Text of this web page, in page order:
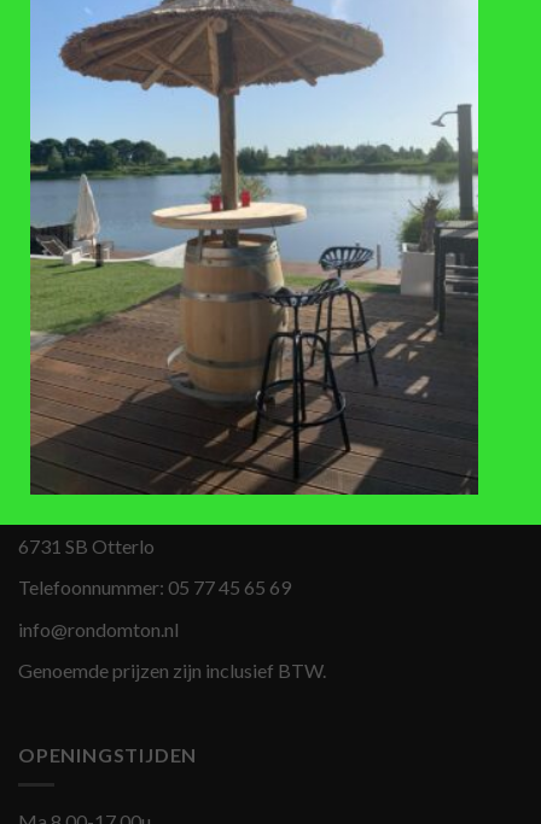
TOEVOEGEN
AAN
VERLANGLIJST
ACCESSOIRES
Revisie set voor gietijzeren
handpompen
15,50
VERLANGLIJST
OP = OP
Zinken emmer (5L)
€11,50
BEZOEKADRES
6731 SB Otterlo
Telefoonnummer: 05 77 45 65 69
info@rondomton.nl
Genoemde prijzen zijn inclusief BTW.
OPENINGSTIJDEN